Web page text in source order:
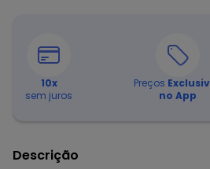
10x
sem juros
Preços
no App
Descrição